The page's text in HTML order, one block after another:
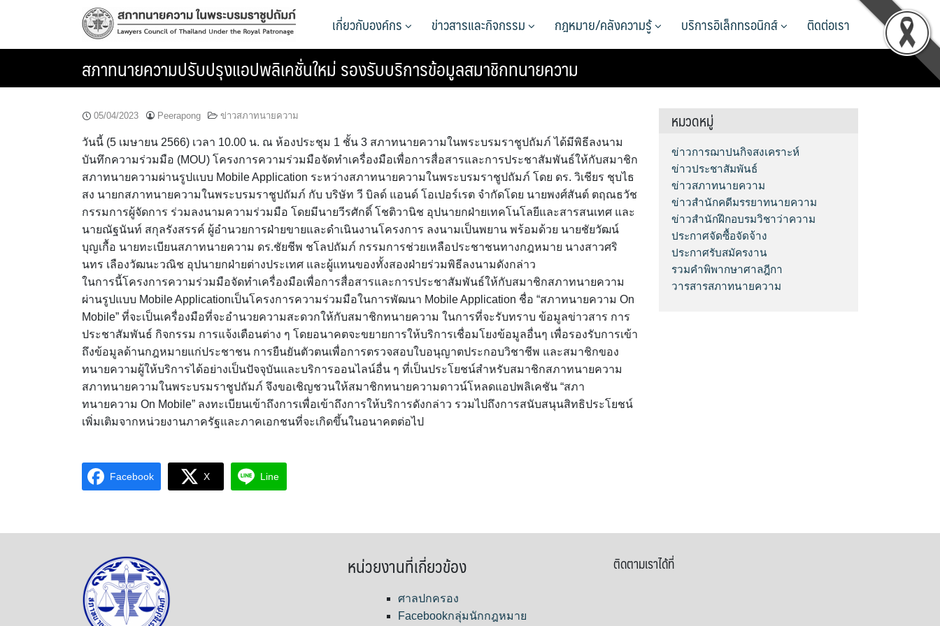
เกี่ยวกับองค์กร ข่าวสารและกิจกรรม กฎหมาย/คลังความรู้ บริการอิเล็กทรอนิกส์ ติดต่อเรา
สภาทนายความปรับปรุงแอปพลิเคชั่นใหม่ รองรับบริการข้อมูลสมาชิกทนายความ
05/04/2023 Peerapong ข่าวสภาทนายความ
วันนี้ (5 เมษายน 2566) เวลา 10.00 น. ณ ห้องประชุม 1 ชั้น 3 สภาทนายความในพระบรมราชูปถัมภ์ ได้มีพิธีลงนาม
บันทึกความร่วมมือ (MOU) โครงการความร่วมมือจัดทำเครื่องมือเพื่อการสื่อสารและการประชาสัมพันธ์ให้กับสมาชิก
สภาทนายความผ่านรูปแบบ Mobile Application ระหว่างสภาทนายความในพระบรมราชูปถัมภ์ โดย ดร. วิเชียร ชุบไธ
สง นายกสภาทนายความในพระบรมราชูปถัมภ์ กับ บริษัท วี บิลด์ แอนด์ โอเปอร์เรต จำกัดโดย นายพงศ์สันต์ ตฤณธวัช
กรรมการผู้จัดการ ร่วมลงนามความร่วมมือ โดยมีนายวีรศักดิ์ โชติวานิช อุปนายกฝ่ายเทคโนโลยีและสารสนเทศ และ
นายณัฐนันท์ สกุลรังสรรค์ ผู้อำนวยการฝ่ายขายและดำเนินงานโครงการ ลงนามเป็นพยาน พร้อมด้วย นายชัยวัฒน์
บุญเกื้อ นายทะเบียนสภาทนายความ ดร.ชัยชีพ ชโลปถัมภ์ กรรมการช่วยเหลือประชาชนทางกฎหมาย นางสาวศริ
นทร เลืองวัฒนะวณิช อุปนายกฝ่ายต่างประเทศ และผู้แทนของทั้งสองฝ่ายร่วมพิธีลงนามดังกล่าว
ในการนี้โครงการความร่วมมือจัดทำเครื่องมือเพื่อการสื่อสารและการประชาสัมพันธ์ให้กับสมาชิกสภาทนายความ
ผ่านรูปแบบ Mobile Applicationเป็นโครงการความร่วมมือในการพัฒนา Mobile Application ชื่อ “สภาทนายความ On
Mobile” ที่จะเป็นเครื่องมือที่จะอำนวยความสะดวกให้กับสมาชิกทนายความ ในการที่จะรับทราบ ข้อมูลข่าวสาร การ
ประชาสัมพันธ์ กิจกรรม การแจ้งเตือนต่าง ๆ โดยอนาคตจะขยายการให้บริการเชื่อมโยงข้อมูลอื่นๆ เพื่อรองรับการเข้า
ถึงข้อมูลด้านกฎหมายแก่ประชาชน การยืนยันตัวตนเพื่อการตรวจสอบใบอนุญาตประกอบวิชาชีพ และสมาชิกของ
ทนายความผู้ให้บริการได้อย่างเป็นปัจจุบันและบริการออนไลน์อื่น ๆ ที่เป็นประโยชน์สำหรับสมาชิกสภาทนายความ
สภาทนายความในพระบรมราชูปถัมภ์ จึงขอเชิญชวนให้สมาชิกทนายความดาวน์โหลดแอปพลิเคชัน “สภา
ทนายความ On Mobile” ลงทะเบียนเข้าถึงการเพื่อเข้าถึงการให้บริการดังกล่าว รวมไปถึงการสนับสนุนสิทธิประโยชน์
เพิ่มเติมจากหน่วยงานภาครัฐและภาคเอกชนที่จะเกิดขึ้นในอนาคตต่อไป
Facebook X Line
หมวดหมู่
ข่าวการฌาปนกิจสงเคราะห์
ข่าวประชาสัมพันธ์
ข่าวสภาทนายความ
ข่าวสำนักคดีมรรยาทนายความ
ข่าวสำนักฝึกอบรมวิชาว่าความ
ประกาศจัดซื้อจัดจ้าง
ประกาศรับสมัครงาน
รวมคำพิพากษาศาลฎีกา
วารสารสภาทนายความ
หน่วยงานที่เกี่ยวข้อง
ศาลปกครอง
Facebookกลุ่มนักกฎหมาย
ติดตามเราได้ที่